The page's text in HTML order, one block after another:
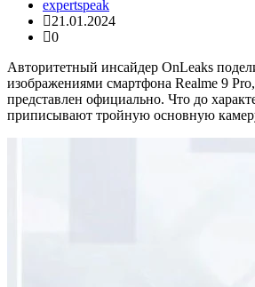
expertspeak
21.01.2024
0
Авторитетный инсайдер OnLeaks
изображениями смартфона Realme 9
представлен официально. Что до
приписывают тройную основную